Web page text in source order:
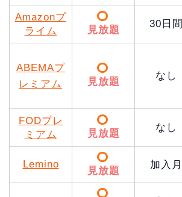
Amazonプ
ライム
見放題
30日間
ABEMAプ
レミアム
見放題
なし
FODプレ
ミアム
見放題
なし
Lemino
見放題
加入月